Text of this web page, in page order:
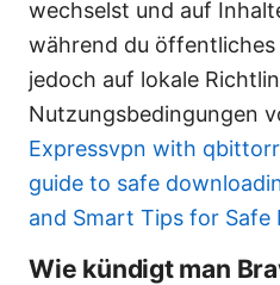
wechselst und auf
während du
jedoch auf lokale
Nutzungsbedingungen
Expressvpn with
guide to safe
and Smart Tips for Safe
Wie kündigt man